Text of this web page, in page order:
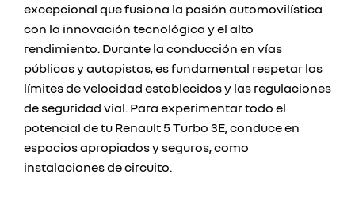
excepcional que fusiona la pasión automovilística
con la innovación tecnológica y el alto
rendimiento. Durante la conducción en vías
públicas y autopistas, es fundamental respetar los
límites de velocidad establecidos y las regulaciones
de seguridad vial. Para experimentar todo el
potencial de tu Renault 5 Turbo 3E, conduce en
espacios apropiados y seguros, como
instalaciones de circuito.